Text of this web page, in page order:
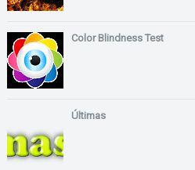
Color Blindness Test
Últimas